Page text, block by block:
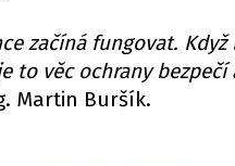
začíná fungovat.
to věc ochrany
Martin Buršík.